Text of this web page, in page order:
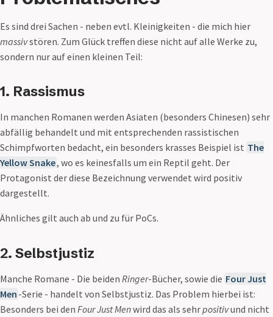
Es sind drei Sachen - neben evtl. Kleinigkeiten - die mich hier
massivstören. Zum Glück treffen diese nicht auf alle Werke zu,
sondern nur auf einen kleinen Teil:
1. Rassismus
In manchen Romanen werden Asiaten (besonders Chinesen) sehr
abfällig behandelt und mit entsprechenden rassistischen
Schimpfworten bedacht, ein besonders krasses Beispiel ist The
Yellow Snake, wo es keinesfalls um ein Reptil geht. Der
Protagonist der diese Bezeichnung verwendet wird positiv
dargestellt.
Ähnliches gilt auch ab und zu für PoCs.
2. Selbstjustiz
Manche Romane - Die beiden Ringer-Bücher, sowie die Four Just
Men -Serie - handelt von Selbstjustiz. Das Problem hierbei ist:
Besonders bei den Four Just Menwird das als sehrpositivund nicht